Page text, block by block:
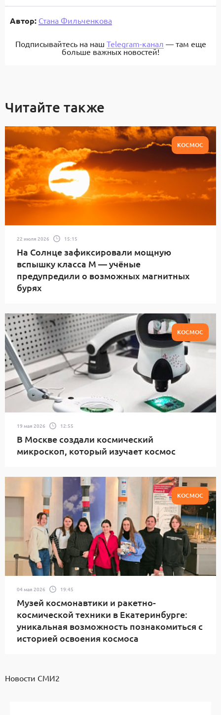
Автор: Стана Фильченкова
Подписывайтесь на наш Telegram-канал — там еще
больше важных новостей!
Читайте также
КОСМОС
22 июля 2026 15:15
На Солнце зафиксировали мощную
вспышку класса М — учёные
предупредили о возможных магнитных
бурях
КОСМОС
19 мая 2026 12:55
В Москве создали космический
микроскоп, который изучает космос
КОСМОС
04 мая 2026 19:45
Музей космонавтики и ракетно-
космической техники в Екатеринбурге:
уникальная возможность познакомиться с
историей освоения космоса
Новости СМИ2